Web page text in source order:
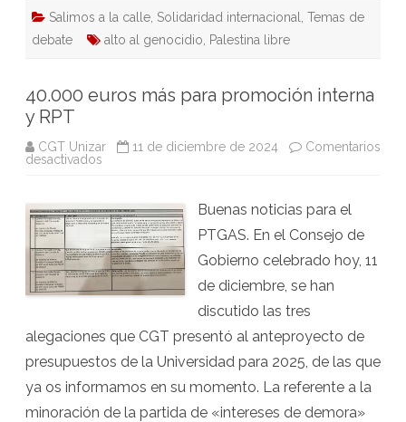
Salimos a la calle Solidaridad internacional
Temas de
debate
alto al genocidio Palestina libre
40.000 euros más para promoción interna
y RPT
CGT Unizar 11 de diciembre de 2024
Comentarios
desactivados
para
promoción
interna
y
RPT
Buenas noticias para el
PTGAS. En el Consejo de
Gobierno celebrado hoy, 11
de diciembre, se han
discutido las tres
alegaciones que CGT presentó al anteproyecto de
presupuestos de la Universidad para 2025, de las que
ya os informamos en su momento. La referente a la
minoración de la partida de «intereses de demora»